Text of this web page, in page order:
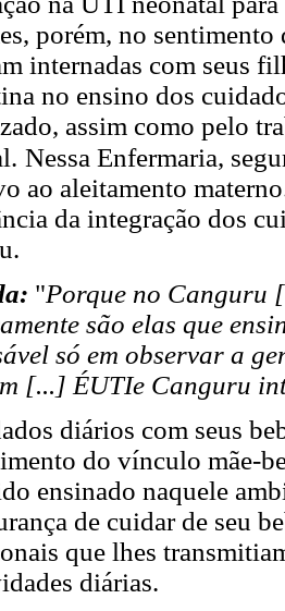
porém, no
internadas com seus
no ensino dos
assim como pelo
Nessa Enfermaria,
ao aleitamento
da integração dos
"Porque no Canguru
são elas que
só em observar a
[...] ÉUTIe Canguru
diários com seus
do vínculo mãe-
ensinado naquele
de cuidar de seu
que lhes
diárias.